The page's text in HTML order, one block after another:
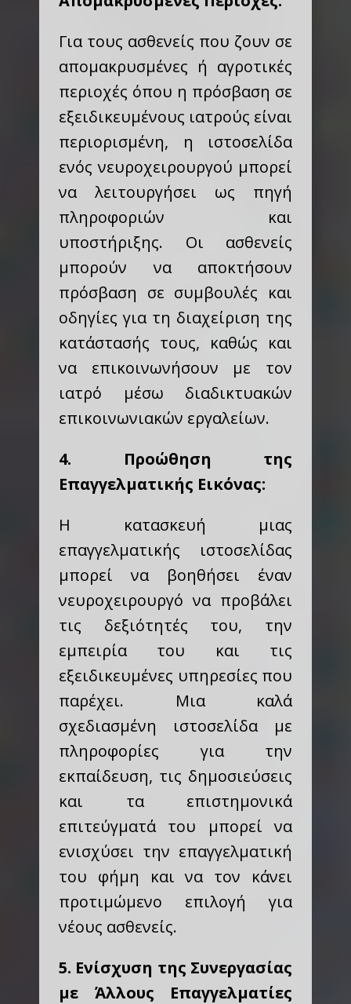
Για τους ασθενείς που ζουν σε
απομακρυσμένες ή αγροτικές
περιοχές όπου η πρόσβαση σε
εξειδικευμένους ιατρούς είναι
περιορισμένη, η ιστοσελίδα
ενός νευροχειρουργού μπορεί
να λειτουργήσει ως πηγή
πληροφοριών και
υποστήριξης. Οι ασθενείς
μπορούν να αποκτήσουν
πρόσβαση σε συμβουλές και
οδηγίες για τη διαχείριση της
κατάστασής τους, καθώς και
να επικοινωνήσουν με τον
ιατρό μέσω διαδικτυακών
επικοινωνιακών εργαλείων.
4. Προώθηση της
Επαγγελματικής Εικόνας:
Η κατασκευή μιας
επαγγελματικής ιστοσελίδας
μπορεί να βοηθήσει έναν
νευροχειρουργό να προβάλει
τις δεξιότητές του, την
εμπειρία του και τις
εξειδικευμένες υπηρεσίες που
παρέχει. Μια καλά
σχεδιασμένη ιστοσελίδα με
πληροφορίες για την
εκπαίδευση, τις δημοσιεύσεις
και τα επιστημονικά
επιτεύγματά του μπορεί να
ενισχύσει την επαγγελματική
του φήμη και να τον κάνει
προτιμώμενο επιλογή για
νέους ασθενείς.
5. Ενίσχυση της Συνεργασίας
με Άλλους Επαγγελματίες